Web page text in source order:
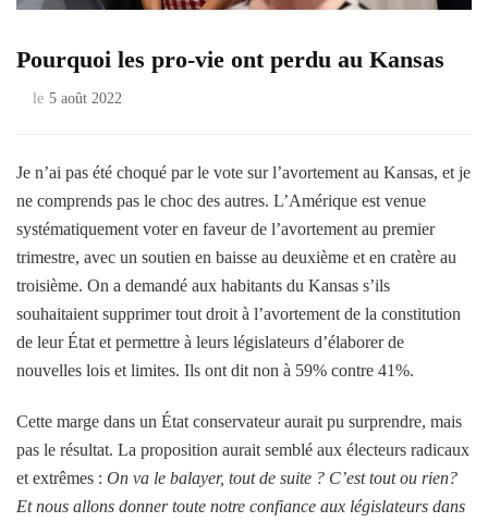
Pourquoi les pro-vie ont perdu au Kansas
le 5 août 2022
Je n’ai pas été choqué par le vote sur l’avortement au Kansas, et je
ne comprends pas le choc des autres. L’Amérique est venue
systématiquement voter en faveur de l’avortement au premier
trimestre, avec un soutien en baisse au deuxième et en cratère au
troisième. On a demandé aux habitants du Kansas s’ils
souhaitaient supprimer tout droit à l’avortement de la constitution
de leur État et permettre à leurs législateurs d’élaborer de
nouvelles lois et limites. Ils ont dit non à 59% contre 41%.
Cette marge dans un État conservateur aurait pu surprendre, mais
pas le résultat. La proposition aurait semblé aux électeurs radicaux
et extrêmes : On va le balayer, tout de suite ? C’est tout ou rien?
Et nous allons donner toute notre confiance aux législateurs dans